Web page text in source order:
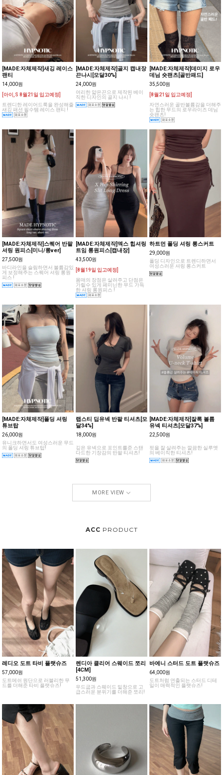
[MADE:자체제작]새깅 레이스
팬티
14,000원
[아이,S 8월21일 입고예정]
트렌디한 레이어드룩을 완성해줄
새깅 패션 필수템 레이스 팬티 !
[MADE:자체제작]골지 캡내장
끈나시[모달30%]
24,000원
여리한 얇은끈으로 제작된 베이
직한 디자인의 골지 나시 !
[MADE:자체제작]데미지 로우
데님 숏팬츠[골반패드]
35,500원
[8월21일 입고예정]
자연스러운 골반볼륨감을 더해주
는 힙한 무드의 로우라이즈 데님
숏팬츠!
[MADE:자체제작]스퀘어 반팔
셔링 원피스[미니/롱ver]
27,500원
바디라인을 슬림하면서 볼륨감있
게 보정해주는 스퀘어 셔링 롱원
피스 !
[MADE:자체제작]엑스 힙셔링
트임 롱원피스[캡내장]
43,500원
[8월19일 입고예정]
몸매의 장점은 살려주고 단점은
가릴수 있게 페미닌한 무드 가득
한 셔링 롱원피스 !
하트먼 폴딩 셔링 롱스커트
29,000원
폴딩 디자인으로 트렌디하면서
여성스러운 셔링 롱스커트
[MADE:자체제작]폴딩 셔링
튜브탑
26,000원
유니크하면서도 여성스러운 무드
의 폴딩 셔링 튜브탑!
랩스티 딥유넥 반팔 티셔츠[모
달34%]
18,000원
깊은 유넥으로 포인트를준 스탠
다드한 기장감의 반팔 티셔츠!
[MADE:자체제작]잘록 볼륨
유넥 티셔츠[모달37%]
22,500원
핏을 잘 살려주는 깔끔한 실루엣
의 베이직한 티셔츠!
MORE VIEW
ACC PRODUCT
레디오 도트 타비 플랫슈즈
57,000원
도트메쉬 원단으로 러블리한 무
드를 더해준 타비 플랫슈즈!
렌디아 클리어 스웨이드 쪼리
[4CM]
51,300원
우드굽과 스웨이드 밑창으로 고
급스러운 분위기를 더해준 쪼리!
바에니 스터드 도트 플랫슈즈
64,000원
도트처럼 연출되는 스터드 디테
일이 매력적인 플랫슈즈!